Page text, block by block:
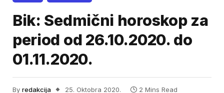
Bik: Sedmični horoskop za
period od 26.10.2020. do
01.11.2020.
By redakcija 25. Oktobra 2020. 2 Mins Read